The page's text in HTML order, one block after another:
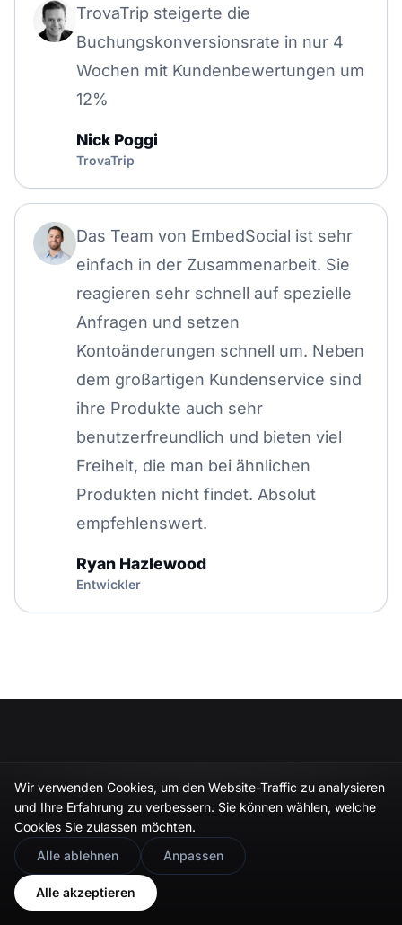
TrovaTrip steigerte die
Buchungskonversionsrate in nur 4
Wochen mit Kundenbewertungen um
12%
Nick Poggi
TrovaTrip
Das Team von EmbedSocial ist sehr
einfach in der Zusammenarbeit. Sie
reagieren sehr schnell auf spezielle
Anfragen und setzen
Kontoänderungen schnell um. Neben
dem großartigen Kundenservice sind
ihre Produkte auch sehr
benutzerfreundlich und bieten viel
Freiheit, die man bei ähnlichen
Produkten nicht findet. Absolut
empfehlenswert.
Ryan Hazlewood
Entwickler
Das Vibe-Coding-Tool für UGC-Widgets.
Gestalten, einbetten und Social Feeds auf jeder
Website veröffentlichen, in Minuten.
Wir verwenden Cookies, um den Website-Traffic zu analysieren
und Ihre Erfahrung zu verbessern. Sie können wählen, welche
Cookies Sie zulassen möchten.
Alle ablehnen
Anpassen
Alle akzeptieren
🇬🇧 Would you prefer this site in English?
View in English